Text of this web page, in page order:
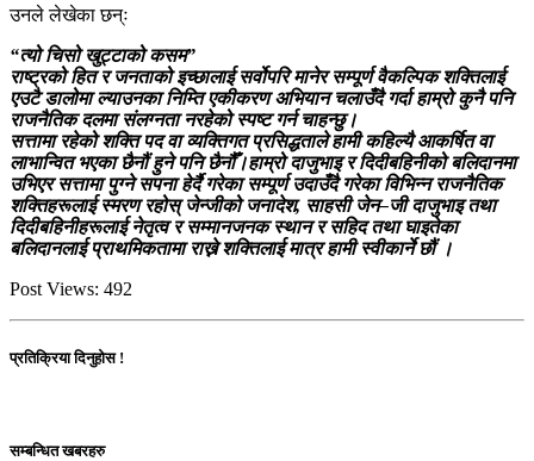
उनले लेखेका छन्ः
“त्यो चिसो खुट्टाको कसम”
राष्ट्रको हित र जनताको इच्छालाई सर्वोपरि मानेर सम्पूर्ण वैकल्पिक शक्तिलाई
एउटै डालोमा ल्याउनका निम्ति एकीकरण अभियान चलाउँदै गर्दा हाम्रो कुनै पनि
राजनैतिक दलमा संलग्नता नरहेको स्पष्ट गर्न चाहन्छु।
सत्तामा रहेको शक्ति पद वा व्यक्तिगत प्रसिद्धताले हामी कहिल्यै आकर्षित वा
लाभान्वित भएका छैनौं हुने पनि छैनौँ।हाम्रो दाजुभाइ र दिदीबहिनीको बलिदानमा
उभिएर सत्तामा पुग्ने सपना हेर्दै गरेका सम्पूर्ण उदाउँदै गरेका विभिन्न राजनैतिक
शक्तिहरूलाई स्मरण रहोस् जेन्जीको जनादेश, साहसी जेन–जी दाजुभाइ तथा
दिदीबहिनीहरूलाई नेतृत्व र सम्मानजनक स्थान र सहिद तथा घाइतेका
बलिदानलाई प्राथमिकतामा राख्ने शक्तिलाई मात्र हामी स्वीकार्ने छौं ।
Post Views: 492
प्रतिक्रिया दिनुहोस !
सम्बन्धित खबरहरु